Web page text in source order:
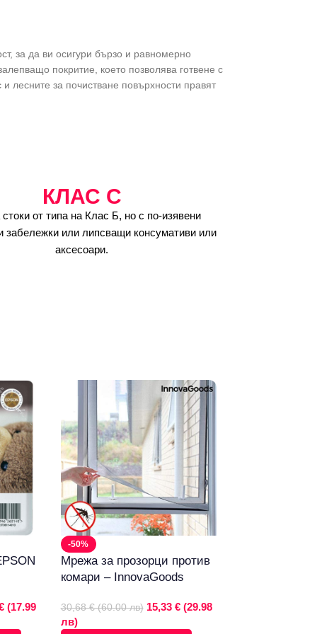
за да ви осигури бързо и равномерно
покритие, което позволява готвене с
лесните за почистване повърхности правят
КЛАС C
стоки от типа на Клас Б, но с по-изявени
забележки или липсващи консумативи или
аксесоари.
(17.99
-50%
Мрежа за прозорци против
комари – InnovaGoods
30,68 € (60.00 лв) 15,33 € (29.98
лв)